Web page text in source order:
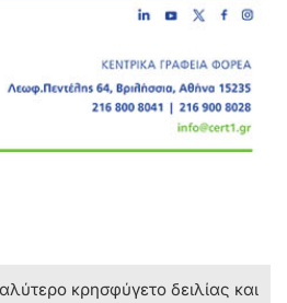
κρησφύγετο δειλίας και